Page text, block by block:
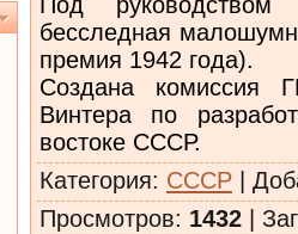
бесследная
премия 1942 года).
Создана комиссия
Винтера по
востоке СССР.
Категория: СССР |
Просмотров: 1432 |